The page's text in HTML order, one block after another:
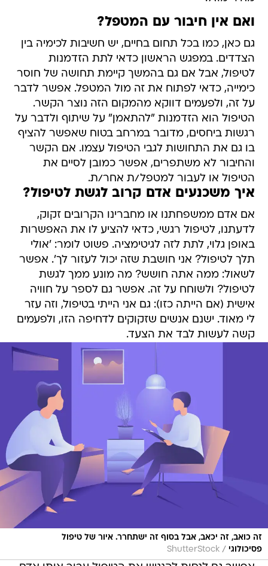
ואם אין חיבור עם המטפל?
גם כאן, כמו בכל תחום בחיים, יש חשיבות לכימיה בין
הצדדים. במפגש הראשון כדאי לתת הזדמנות
לטיפול, אבל אם גם בהמשך קיימת תחושה של חוסר
כימייה, כדאי לפתוח את זה מול המטפל. אפשר לדבר
על זה, ולפעמים דווקא מהמקום הזה נוצר הקשר.
הטיפול הוא הזדמנות "להתאמן" על שיתוף ולדבר על
רגשות ביחסים, מדובר במרחב בטוח שאפשר להציף
בו גם את התחושות לגבי הטיפול עצמו. אם הקשר
והחיבור לא משתפרים, אפשר כמובן לסיים את
הטיפול או לעבור למטפל/ת אחר/ת.
איך משכנעים אדם קרוב לגשת לטיפול?
אם אדם ממשפחתנו או מחברינו הקרובים זקוק,
לדעתנו, לטיפול רגשי, כדאי להציע לו את האפשרות
באופן גלוי, לתת לזה לגיטימציה. פשוט לומר: 'אולי
תלך לטיפול? אני חושבת שזה יכול לעזור לך'. אפשר
לשאול: ממה אתה חושש? מה מונע ממך לגשת
לטיפול? ולשוחח על זה. אפשר גם לספר על חוויה
אישית (אם הייתה כזו): גם אני הייתי בטיפול, וזה עזר
לי מאוד. ישנם אנשים שזקוקים לדחיפה הזו, ולפעמים
קשה לעשות לבד את הצעד.
זה כואב, זה יכאב, אבל בסוף זה ישתחרר. איור של טיפול
פסיכולוגי /
ShutterStock